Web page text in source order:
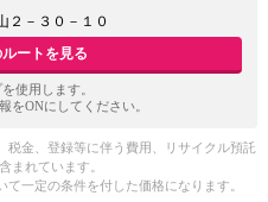
２－３０－１０
ートを見る
使用します。
をONにしてください。
金、登録等に伴う費用、リサイクル預託
まれています。
一定の条件を付した価格になります。